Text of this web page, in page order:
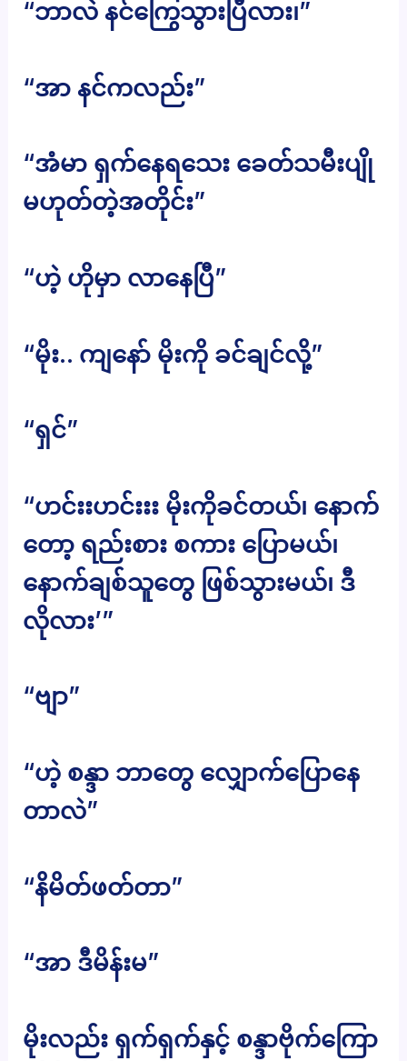
“ဘာလဲ နင်ကြွေသွားပြီလား၊”
“အာ နင်ကလည်း”
“အံမာ ရှက်နေရသေး ခေတ်သမီးပျို
မဟုတ်တဲ့အတိုင်း”
“ဟဲ့ ဟိုမှာ လာနေပြီ”
“မိုး.. ကျနော် မိုးကို ခင်ချင်လို့”
“ရှင်”
“ဟင်းးဟင်းးး မိုးကိုခင်တယ်၊ နောက်
တော့ ရည်းစား စကား ပြောမယ်၊
နောက်ချစ်သူတွေ ဖြစ်သွားမယ်၊ ဒီ
လိုလား’”
“ဗျာ”
“ဟဲ့ စန္ဒာ ဘာတွေ လျှောက်ပြောနေ
တာလဲ”
“နိမိတ်ဖတ်တာ”
“အာ ဒီမိန်းမ”
မိုးလည်း ရှက်ရှက်နှင့် စန္ဒာဗိုက်ကြော